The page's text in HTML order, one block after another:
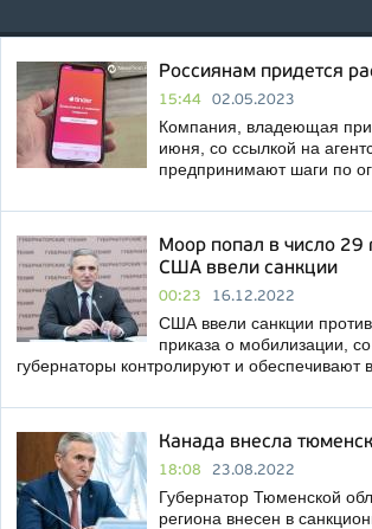
Россиянам придется
15:44 02.05.2023
Компания, владеющая
июня, со ссылкой на
предпринимают шаги по
Моор попал в число 29
США ввели санкции
00:23 16.12.2022
США ввели санкции
приказа о мобилизации,
губернаторы контролируют и
Канада внесла
18:08 23.08.2022
Губернатор Тюменской
региона внесен в